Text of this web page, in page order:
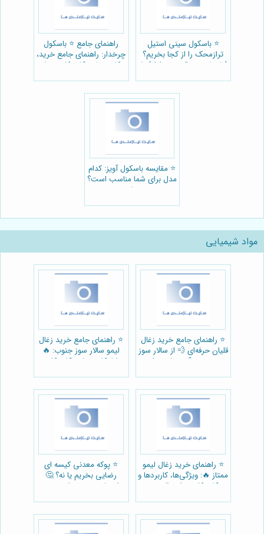
⭐️ باسکول سینی استیل
ترازمحک را از کجا بخریم؟
(پاسخ به سوالات متداول) ⚖️
راهنمای جامع ⭐️ باسکول
چرخدار: راهنمای جامع خرید،
کاربردها و نکات کلیدی ⚖️
⭐️ مقایسه باسکول آویز: کدام
مدل برای شما مناسب است؟
⚖️
مواد شیمیایی
⭐️ راهنمای جامع خرید زغال
قلیان حرفه‌ای 💨 از سالار سوز
جنوب: هر آنچه باید بدانید
⭐️ راهنمای جامع خرید زغال
لیمو سالار سوز جنوب: 🔥
مزایا، کاربردها و نکات کلیدی
⭐️ راهنمای خرید زغال لیمو
ممتاز 🔥: ویژگی‌ها، کاربردها و
نکات کلیدی از سالار سوز
⭐️ پوکه معدنی کیسه ای
رضایی بخریم یا نه؟ 🤔
راهنمای خرید + قیمت روز